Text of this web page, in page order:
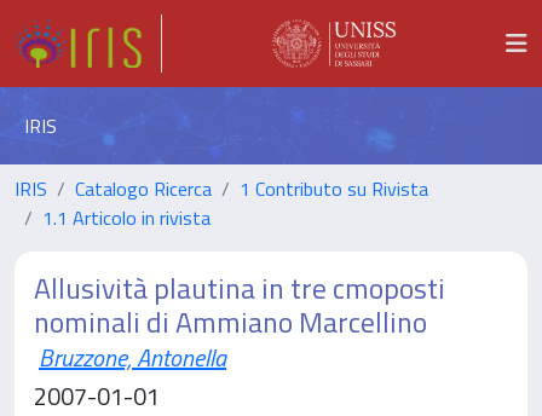
IRIS
IRIS Catalogo Ricerca
1 Contributo su Rivista
1.1 Articolo in rivista
Allusività plautina in tre cmoposti
nominali di Ammiano Marcellino
Bruzzone, Antonella
2007-01-01